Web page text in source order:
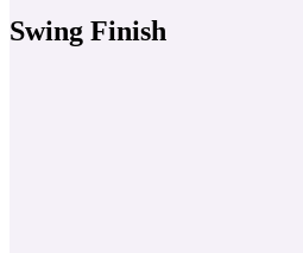
Swing Finish